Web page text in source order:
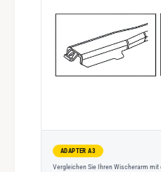
ADAPTER A3
Vergleichen Sie Ihren Wischerarm